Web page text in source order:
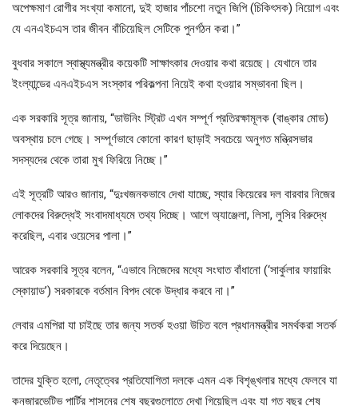
অপেক্ষমাণ রোগীর সংখ্যা কমানো, দুই হাজার পাঁচশো নতুন জিপি (চিকিৎসক) নিয়োগ এবং
যে এনএইচএস তার জীবন বাঁচিয়েছিল সেটিকে পুনর্গঠন করা।”
বুধবার সকালে স্বাস্থ্যমন্ত্রীর কয়েকটি সাক্ষাৎকার দেওয়ার কথা রয়েছে। যেখানে তার
ইংল্যান্ডের এনএইচএস সংস্কার পরিকল্পনা নিয়েই কথা হওয়ার সম্ভাবনা ছিল।
এক সরকারি সূত্র জানায়, “ডাউনিং স্ট্রিট এখন সম্পূর্ণ প্রতিরক্ষামূলক (বাঙ্কার মোড)
অবস্থায় চলে গেছে। সম্পূর্ণভাবে কোনো কারণ ছাড়াই সবচেয়ে অনুগত মন্ত্রিসভার
সদস্যদের থেকে তারা মুখ ফিরিয়ে নিচ্ছে।”
এই সূত্রটি আরও জানায়, “দুঃখজনকভাবে দেখা যাচ্ছে, স্যার কিয়েরের দল বারবার নিজের
লোকদের বিরুদ্ধেই সংবাদমাধ্যমে তথ্য দিচ্ছে। আগে অ্যাঞ্জেলা, লিসা, লুসির বিরুদ্ধে
করেছিল, এবার ওয়েসের পালা।”
আরেক সরকারি সূত্র বলেন, “এভাবে নিজেদের মধ্যে সংঘাত বাঁধানো (‘সার্কুলার ফায়ারিং
স্কোয়াড’) সরকারকে বর্তমান বিপদ থেকে উদ্ধার করবে না।”
লেবার এমপিরা যা চাইছে তার জন্য সতর্ক হওয়া উচিত বলে প্রধানমন্ত্রীর সমর্থকরা সতর্ক
করে দিয়েছেন।
তাদের যুক্তি হলো, নেতৃত্বের প্রতিযোগিতা দলকে এমন এক বিশৃঙ্খলার মধ্যে ফেলবে যা
কনজারভেটিভ পার্টির শাসনের শেষ বছরগুলোতে দেখা গিয়েছিল এবং যা গত বছর শেষ